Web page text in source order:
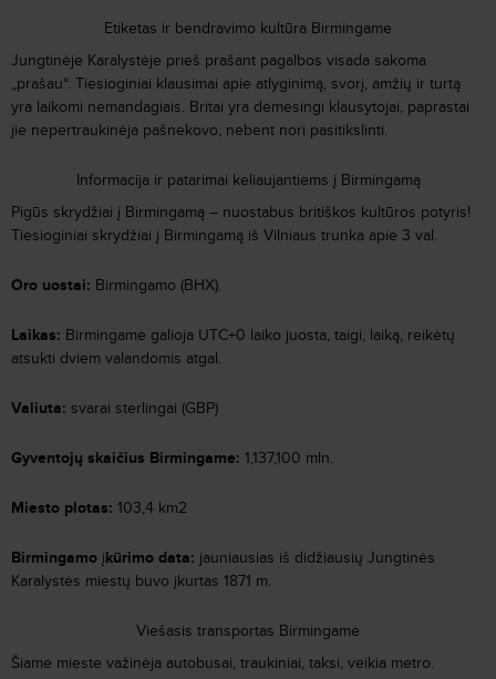
Etiketas ir bendravimo kultūra Birmingame
Jungtinėje Karalystėje prieš prašant pagalbos visada sakoma
„prašau“. Tiesioginiai klausimai apie atlyginimą, svorį, amžių ir turtą
yra laikomi nemandagiais. Britai yra dėmesingi klausytojai, paprastai
jie nepertraukinėja pašnekovo, nebent nori pasitikslinti.
Informacija ir patarimai keliaujantiems į Birmingamą
Pigūs skrydžiai į Birmingamą – nuostabus britiškos kultūros potyris!
Tiesioginiai skrydžiai į Birmingamą iš Vilniaus trunka apie 3 val.
Oro uostai: Birmingamo (BHX).
Laikas: Birmingame galioja UTC+0 laiko juosta, taigi, laiką, reikėtų
atsukti dviem valandomis atgal.
Valiuta: svarai sterlingai (GBP)
Gyventojų skaičius Birmingame: 1,137,100 mln.
Miesto plotas: 103,4 km2
Birmingamo įkūrimo data: jauniausias iš didžiausių Jungtinės
Karalystės miestų buvo įkurtas 1871 m.
Viešasis transportas Birmingame
Šiame mieste važinėja autobusai, traukiniai, taksi, veikia metro.